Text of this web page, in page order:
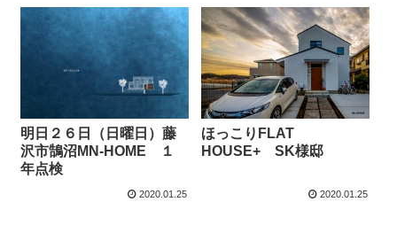
明日２６日（日曜日）藤
沢市鵠沼MN-HOME １
年点検
2020.01.25
ほっこりFLAT
HOUSE+ SK様邸
2020.01.25